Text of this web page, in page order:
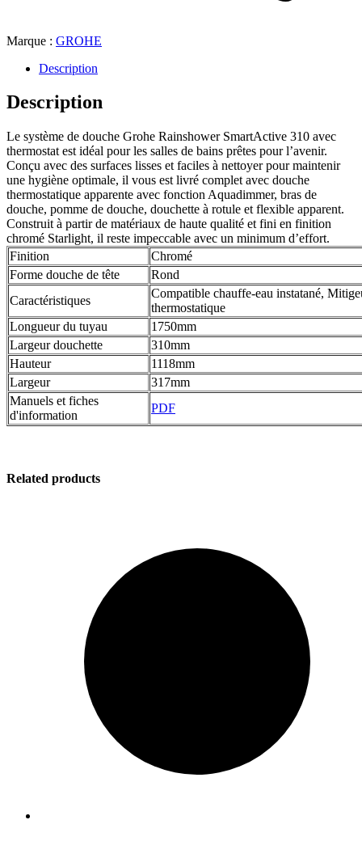
Marque : GROHE
Description
Description
Le système de douche Grohe Rainshower SmartActive 310 avec
thermostat est idéal pour les salles de bains prêtes pour l’avenir.
Conçu avec des surfaces lisses et faciles à nettoyer pour maintenir
une hygiène optimale, il vous est livré complet avec douche
thermostatique apparente avec fonction Aquadimmer, bras de
douche, pomme de douche, douchette à rotule et flexible apparent.
Construit à partir de matériaux de haute qualité et fini en finition
chromé Starlight, il reste impeccable avec un minimum d’effort.
Finition
Chromé
Forme douche de tête
Rond
Caractéristiques
Compatible chauffe-eau instatané,
thermostatique
Longueur du tuyau
1750mm
Largeur douchette
310mm
Hauteur
1118mm
Largeur
317mm
Manuels et fiches
d'information
PDF
Related products